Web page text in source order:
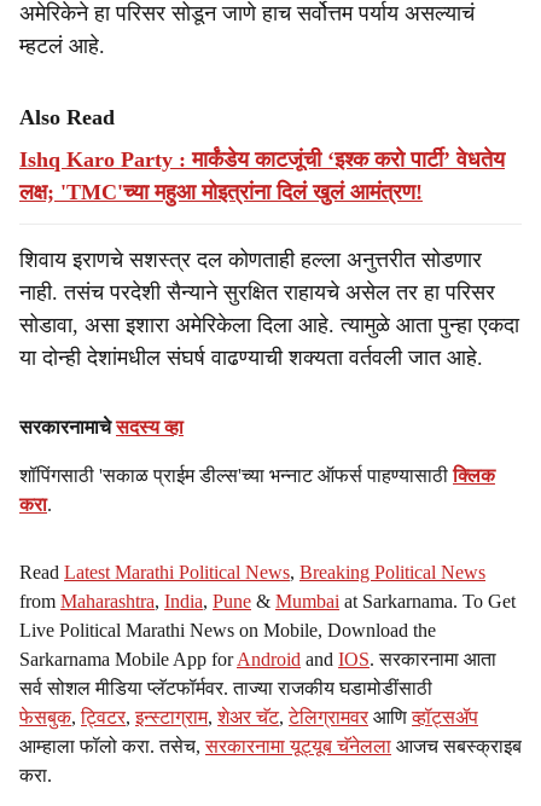
अमेरिकेने हा परिसर सोडून जाणे हाच सर्वोत्तम पर्याय असल्याचं
म्हटलं आहे.
Also Read
Ishq Karo Party : मार्कंडेय काटजूंची ‘इश्क करो पार्टी’ वेधतेय
लक्ष; 'TMC'च्या महुआ मोइत्रांना दिलं खुलं आमंत्रण!
शिवाय इराणचे सशस्त्र दल कोणताही हल्ला अनुत्तरीत सोडणार
नाही. तसंच परदेशी सैन्याने सुरक्षित राहायचे असेल तर हा परिसर
सोडावा, असा इशारा अमेरिकेला दिला आहे. त्यामुळे आता पुन्हा एकदा
या दोन्ही देशांमधील संघर्ष वाढण्याची शक्यता वर्तवली जात आहे.
सरकारनामाचेसदस्य व्हा
शॉपिंगसाठी 'सकाळ प्राईम डील्स'च्या भन्नाट ऑफर्स पाहण्यासाठीक्लिक
करा.
Read Latest Marathi Political News, Breaking Political News
from Maharashtra, India, Pune & Mumbai at Sarkarnama. To Get
Live Political Marathi News on Mobile, Download the
Sarkarnama Mobile App forAndroid and IOS. सरकारनामा आता
सर्व सोशल मीडिया प्लॅटफॉर्मवर. ताज्या राजकीय घडामोडींसाठी
फेसबुक,ट्विटर,इन्स्टाग्राम,शेअर चॅट,टेलिग्रामवर आणिव्हॉट्सॲप
आम्हाला फॉलो करा. तसेच,सरकारनामा यूट्यूब चॅनेलला आजच सबस्क्राइब
करा.